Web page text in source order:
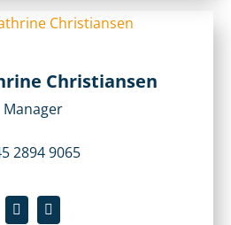
Christiansen
Manager
2894 9065